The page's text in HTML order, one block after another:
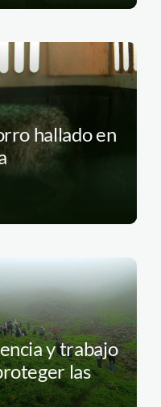
hallado en
y trabajo
las